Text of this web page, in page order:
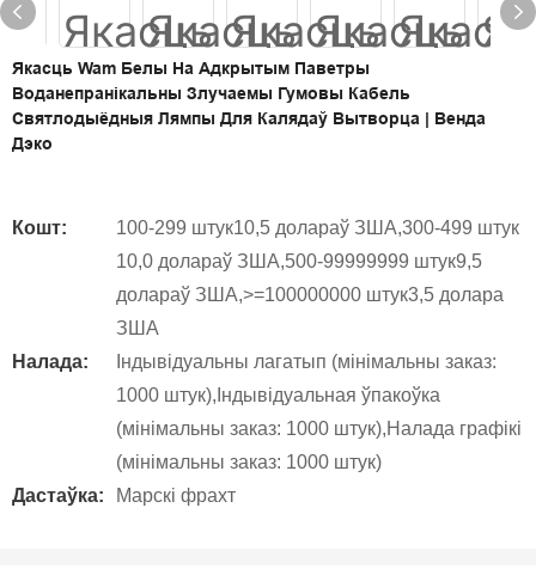
Якасць Wam Белы На Адкрытым Паветры
Воданепранікальны Злучаемы Гумовы Кабель
Святлодыёдныя Лямпы Для Калядаў Вытворца | Венда
Дэко
Кошт:
100-299 штук10,5 долараў ЗША,300-499 штук
10,0 долараў ЗША,500-99999999 штук9,5
долараў ЗША,>=100000000 штук3,5 долара
ЗША
Налада:
Індывідуальны лагатып (мінімальны заказ:
1000 штук),Індывідуальная ўпакоўка
(мінімальны заказ: 1000 штук),Налада графікі
(мінімальны заказ: 1000 штук)
Дастаўка:
Марскі фрахт